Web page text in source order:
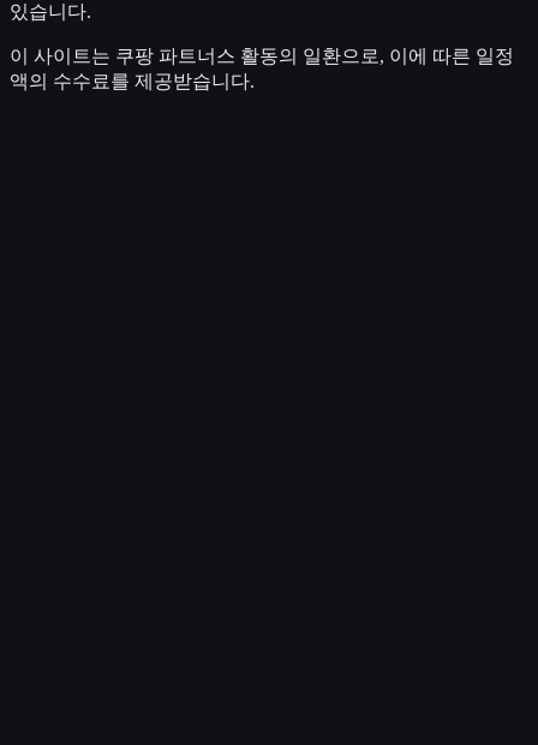
있습니다.
이 사이트는 쿠팡 파트너스 활동의 일환으로, 이에 따른 일정
액의 수수료를 제공받습니다.